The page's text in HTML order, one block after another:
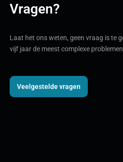
Vragen?
Laat het ons weten, geen vraag is te
vijf jaar de meest complexe
Veelgestelde vragen